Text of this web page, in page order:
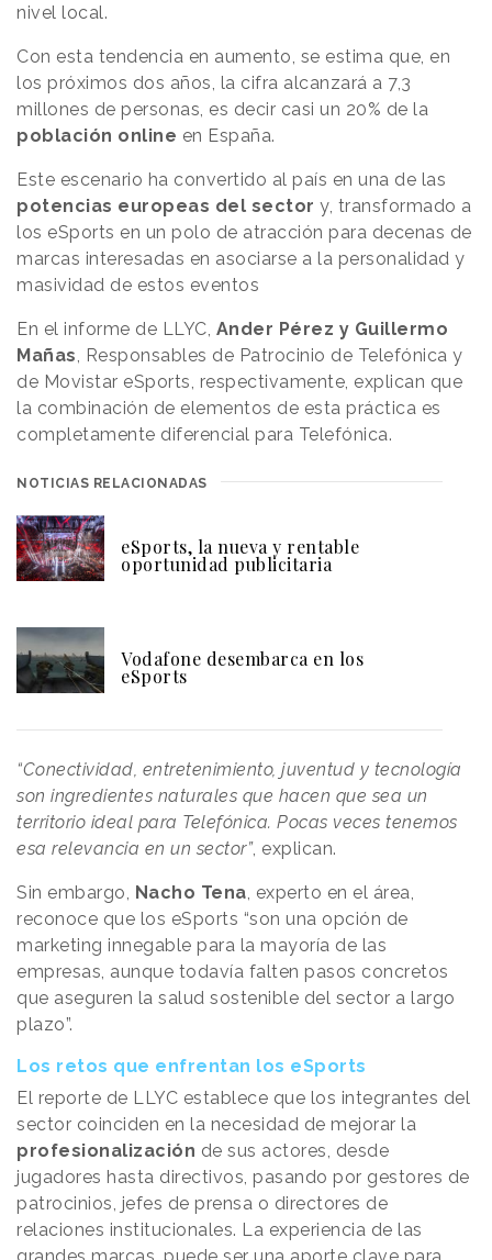
nivel local.
Con esta tendencia en aumento, se estima que, en
los próximos dos años, la cifra alcanzará a 7,3
millones de personas, es decir casi un 20% de la
población online en España.
Este escenario ha convertido al país en una de las
potencias europeas del sector y, transformado a
los eSports en un polo de atracción para decenas de
marcas interesadas en asociarse a la personalidad y
masividad de estos eventos
En el informe de LLYC, Ander Pérez y Guillermo
Mañas, Responsables de Patrocinio de Telefónica y
de Movistar eSports, respectivamente, explican que
la combinación de elementos de esta práctica es
completamente diferencial para Telefónica.
NOTICIAS RELACIONADAS
eSports, la nueva y rentable
oportunidad publicitaria
Vodafone desembarca en los
eSports
“Conectividad, entretenimiento, juventud y tecnología
son ingredientes naturales que hacen que sea un
territorio ideal para Telefónica. Pocas veces tenemos
esa relevancia en un sector”, explican.
Sin embargo, Nacho Tena, experto en el área,
reconoce que los eSports “son una opción de
marketing innegable para la mayoría de las
empresas, aunque todavía falten pasos concretos
que aseguren la salud sostenible del sector a largo
plazo”.
Los retos que enfrentan los eSports
El reporte de LLYC establece que los integrantes del
sector coinciden en la necesidad de mejorar la
profesionalización de sus actores, desde
jugadores hasta directivos, pasando por gestores de
patrocinios, jefes de prensa o directores de
relaciones institucionales. La experiencia de las